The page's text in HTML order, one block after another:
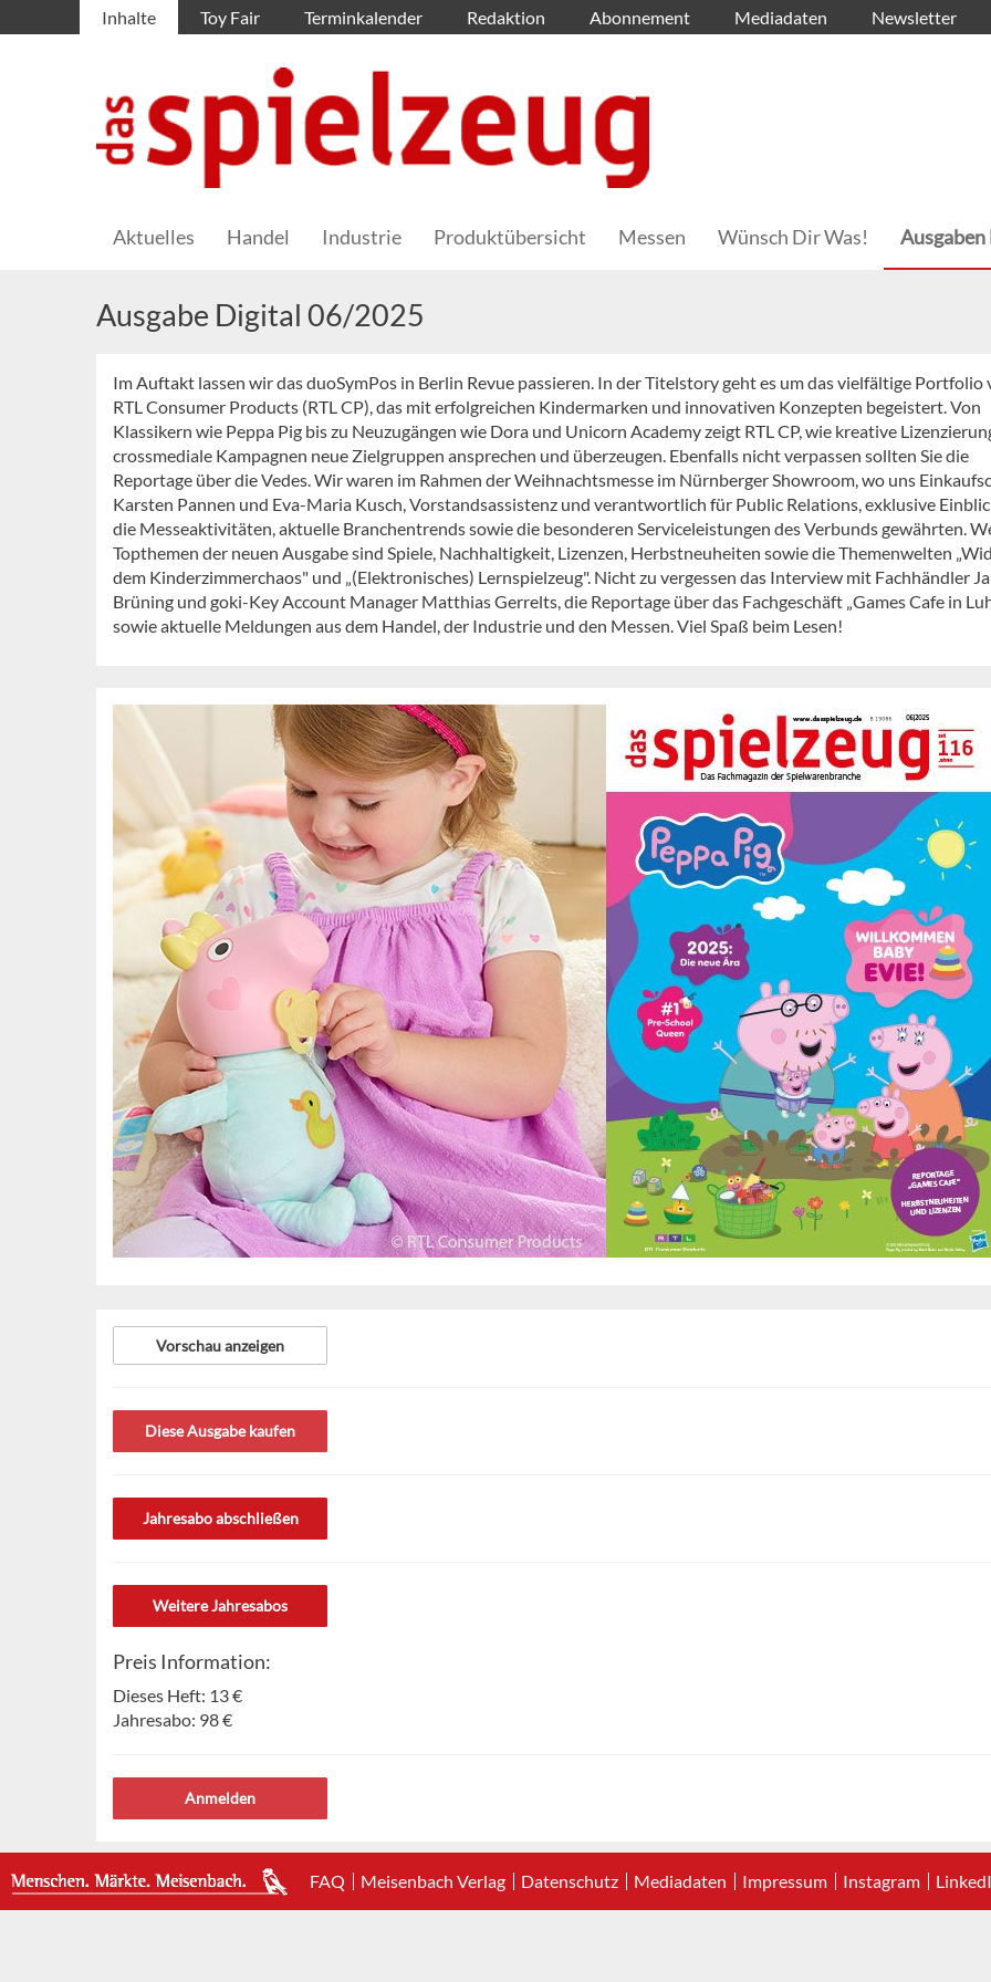
Inhalte Toy Fair Terminkalender Redaktion Abonnement Mediadaten Newsletter
Aktuelles Handel Industrie Produktübersicht Messen Wünsch Dir Was!
Ausgabe Digital 06/2025
Im Auftakt lassen wir das duoSymPos in Berlin Revue passieren. In der Titelstory geht es um das vielfältige Portfolio
RTL Consumer Products (RTL CP), das mit erfolgreichen Kindermarken und innovativen Konzepten begeistert. Von
Klassikern wie Peppa Pig bis zu Neuzugängen wie Dora und Unicorn Academy zeigt RTL CP, wie kreative
crossmediale Kampagnen neue Zielgruppen ansprechen und überzeugen. Ebenfalls nicht verpassen sollten Sie die
Reportage über die Vedes. Wir waren im Rahmen der Weihnachtsmesse im Nürnberger Showroom, wo uns
Karsten Pannen und Eva-Maria Kusch, Vorstandsassistenz und verantwortlich für Public Relations, exklusive
die Messeaktivitäten, aktuelle Branchentrends sowie die besonderen Serviceleistungen des Verbunds gewährten.
Topthemen der neuen Ausgabe sind Spiele, Nachhaltigkeit, Lizenzen, Herbstneuheiten sowie die Themenwelten
dem Kinderzimmerchaos" und „(Elektronisches) Lernspielzeug". Nicht zu vergessen das Interview mit Fachhändler
Brüning und goki-Key Account Manager Matthias Gerrelts, die Reportage über das Fachgeschäft „Games Cafe in
sowie aktuelle Meldungen aus dem Handel, der Industrie und den Messen. Viel Spaß beim Lesen!
Vorschau anzeigen
Diese Ausgabe kaufen
Jahresabo abschließen
Weitere Jahresabos
Preis Information:
Dieses Heft: 13 €
Jahresabo: 98 €
Anmelden
FAQ Meisenbach Verlag Datenschutz Mediadaten Impressum Instagram